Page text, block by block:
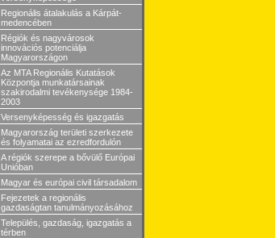
Regionális átalakulás a Kárpát-
medencében
Régiók és nagyvárosok
innovációs potenciálja
Magyarországon
Az MTA Regionális Kutatások
Központja munkatársainak
szakirodalmi tevékenysége 1984-
2003
Versenyképesség és igazgatás
Magyarország területi szerkezete
és folyamatai az ezredfordulón
A régiók szerepe a bővülő Európai
Unióban
Magyar és európai civil társadalom
Fejezetek a regionális
gazdaságtan tanulmányozásához
Település, gazdaság, igazgatás a
térben